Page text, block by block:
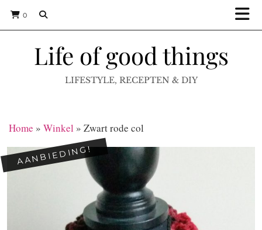
0
Life of good things
LIFESTYLE, RECEPTEN & DIY
Home » Winkel » Zwart rode col
AANBIEDING!